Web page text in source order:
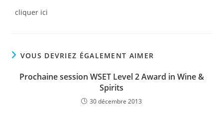
cliquer ici
VOUS DEVRIEZ ÉGALEMENT AIMER
Prochaine session WSET Level 2 Award in Wine &
Spirits
30 décembre 2013